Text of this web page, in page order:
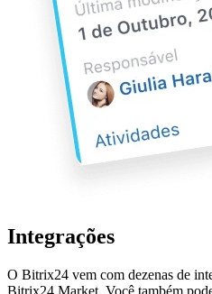
Integrações
O Bitrix24 vem com dezenas de